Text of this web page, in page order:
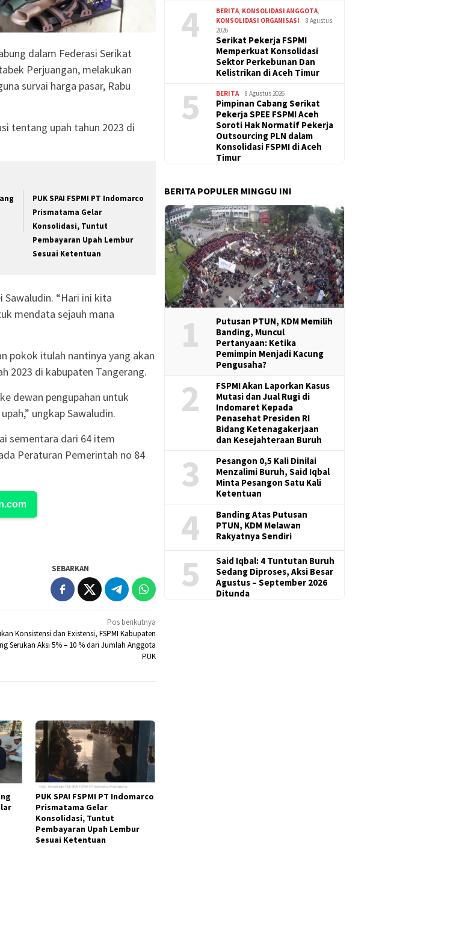
dalam Federasi Serikat
Perjuangan, melakukan
survai harga pasar, Rabu
tentang upah tahun 2023 di
PUK SPAI FSPMI PT Indomarco
Prismatama Gelar
Konsolidasi, Tuntut
Pembayaran Upah Lembur
Sesuai Ketentuan
“Hari ini kita
mendata sejauh mana
pokok itulah nantinya yang akan
2023 di kabupaten Tangerang.
dewan pengupahan untuk
ungkap Sawaludin.
sementara dari 64 item
Peraturan Pemerintah no 84
SEBARKAN
Pos berikutnya
Konsistensi dan Existensi, FSPMI Kabupaten
Serukan Aksi 5% – 10 % dari Jumlah Anggota
PUK
PUK SPAI FSPMI PT Indomarco
Prismatama Gelar
Konsolidasi, Tuntut
Pembayaran Upah Lembur
Sesuai Ketentuan
4 BERITA KONSOLIDASI ANGGOTA
KONSOLIDASI ORGANISASI
8 Agustus
2026
Serikat Pekerja FSPMI
Memperkuat Konsolidasi
Sektor Perkebunan Dan
Kelistrikan di Aceh Timur
5 BERITA 8 Agustus 2026
Pimpinan Cabang Serikat
Pekerja SPEE FSPMI Aceh
Soroti Hak Normatif Pekerja
Outsourcing PLN dalam
Konsolidasi FSPMI di Aceh
Timur
BERITA POPULER MINGGU INI
1
Putusan PTUN, KDM Memilih
Banding, Muncul
Pertanyaan: Ketika
Pemimpin Menjadi Kacung
Pengusaha?
2
FSPMI Akan Laporkan Kasus
Mutasi dan Jual Rugi di
Indomaret Kepada
Penasehat Presiden RI
Bidang Ketenagakerjaan
dan Kesejahteraan Buruh
3
Pesangon 0,5 Kali Dinilai
Menzalimi Buruh, Said Iqbal
Minta Pesangon Satu Kali
Ketentuan
4
Banding Atas Putusan
PTUN, KDM Melawan
Rakyatnya Sendiri
5
Said Iqbal: 4 Tuntutan Buruh
Sedang Diproses, Aksi Besar
Agustus – September 2026
Ditunda